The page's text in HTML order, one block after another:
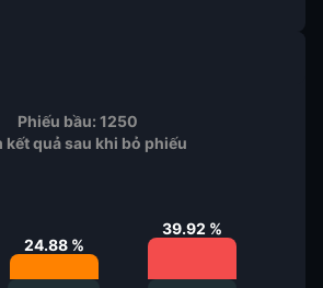
Phiếu bầu: 1250
kết quả sau khi bỏ phiếu
24.88%
39.92 %